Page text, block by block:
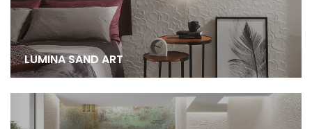
LUMINA SAND ART